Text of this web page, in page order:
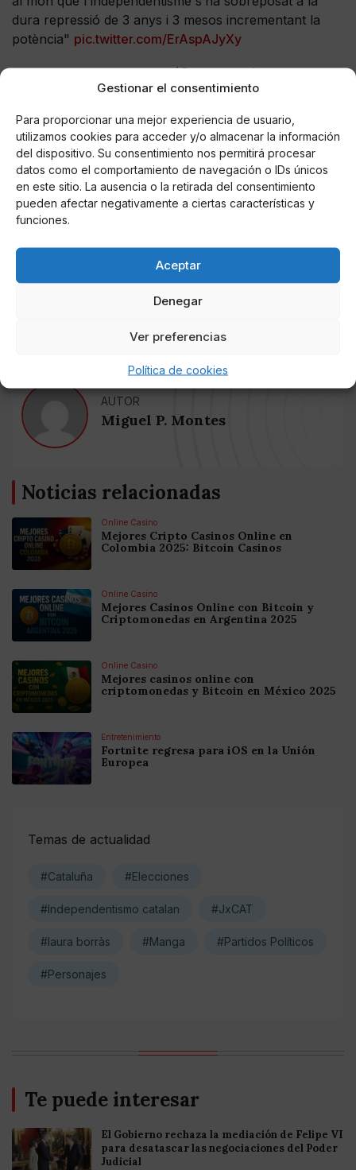
Gestionar el consentimiento
Para proporcionar una mejor experiencia de usuario,
utilizamos cookies para acceder y/o almacenar la información
del dispositivo. Su consentimiento nos permitirá procesar
datos como el comportamiento de navegación o IDs únicos
en este sitio. La ausencia o la retirada del consentimiento
pueden afectar negativamente a ciertas características y
funciones.
Aceptar
Denegar
Ver preferencias
Política de cookies
dura repressió de 3 anys i 3 mesos incrementant la
potència" pic.twitter.com/ErAspAJyXy
— Junts per Catalunya ?? (@JuntsXCat)
February 14, 2021
Ni Borràs ni Puigdemont han podido evitar la pérdida
de votos dentro del bloque secesionista. En diciembre
de 2017, los independentistas conservadores
consiguieron 12 votos más; el 14 de febrero, se
quedan a 35 votos de Pere Aragonès. Además, ha
perdido dos escaños en el Parlament: esta legislatura
retiene los siete diputados de Girona y pierde uno en
Lleida. En Barcelona también pierde un diputado
(ahora tiene 16 puestos), y en Tarragona mantiene los
AUTOR
Miguel P. Montes
Noticias relacionadas
Online Casino
Mejores Cripto Casinos Online en
Colombia 2025: Bitcoin Casinos
Online Casino
Mejores Casinos Online con Bitcoin y
Criptomonedas en Argentina 2025
Online Casino
Mejores casinos online con
criptomonedas y Bitcoin en México 2025
Entretenimiento
Fortnite regresa para iOS en la Unión
Europea
Temas de actualidad
#Cataluña #Elecciones
#Independentismo catalan #JxCAT
#laura borràs #Manga #Partidos Políticos
#Personajes
Te puede interesar
El Gobierno rechaza la mediación de Felipe VI
para desatascar las negociaciones del Poder
Judicial